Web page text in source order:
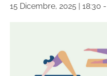
15 Dicembre, 2025 | 18:30 -